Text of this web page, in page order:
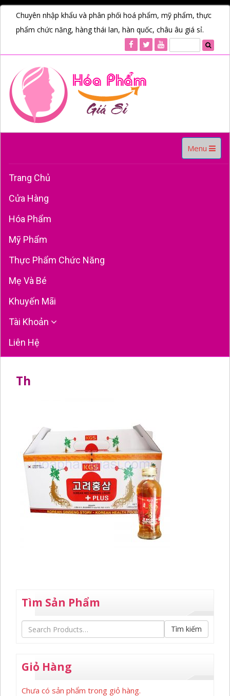
Chuyên nhập khẩu và phân phối hoá phẩm, mỹ phẩm, thực
phẩm chức năng, hàng thái lan, hàn quốc, châu âu giá sỉ.
Toggle
navigation
Menu
Trang Chủ
Cửa Hàng
Hóa Phẩm
Mỹ Phẩm
Thực Phẩm Chức Năng
Mẹ Và Bé
Khuyến Mãi
Tài Khoản
Liên Hệ
Th
Tìm Sản Phẩm
Tìm kiếm
Giỏ Hàng
Chưa có sản phẩm trong giỏ hàng.